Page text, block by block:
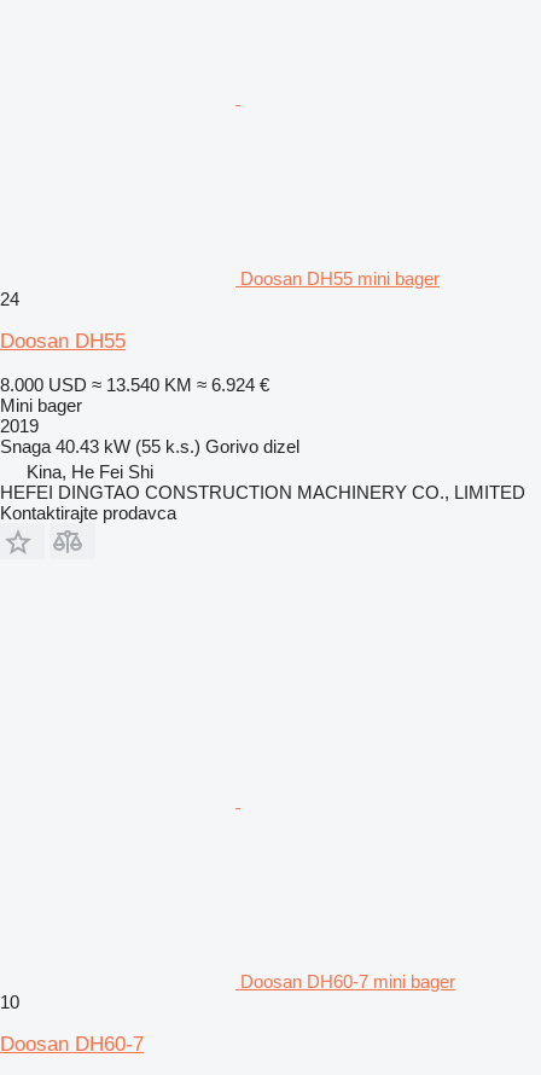
Doosan DH55 mini bager
24
Doosan DH55
8.000 USD ≈ 13.540 KM ≈ 6.924 €
Mini bager
2019
Snaga 40.43 kW (55 k.s.) Gorivo dizel
Kina, He Fei Shi
HEFEI DINGTAO CONSTRUCTION MACHINERY CO., LIMITED
Kontaktirajte prodavca
Doosan DH60-7 mini bager
10
Doosan DH60-7